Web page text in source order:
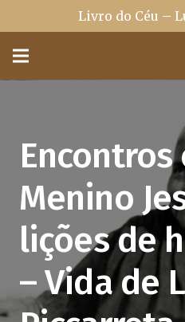
Livro do Céu –
Encontros
Menino
lições de
– Vida de